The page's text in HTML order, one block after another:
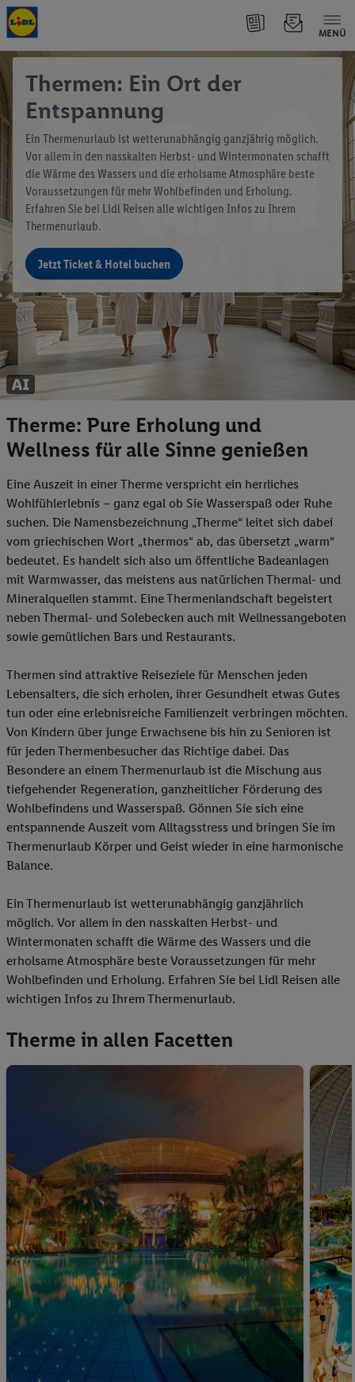
MENÜ
Thermen: Ein Ort der
Entspannung
Ein Thermenurlaub ist wetterunabhängig ganzjährig möglich.
Vor allem in den nasskalten Herbst- und Wintermonaten schafft
die Wärme des Wassers und die erholsame Atmosphäre beste
Voraussetzungen für mehr Wohlbefinden und Erholung.
Erfahren Sie bei Lidl Reisen alle wichtigen Infos zu Ihrem
Thermenurlaub.
Jetzt Ticket & Hotel buchen
Therme: Pure Erholung und
Wellness für alle Sinne genießen
Eine Auszeit in einer Therme verspricht ein herrliches
Wohlfühlerlebnis – ganz egal ob Sie Wasserspaß oder Ruhe
suchen. Die Namensbezeichnung „Therme“ leitet sich dabei
vom griechischen Wort „thermos“ ab, das übersetzt „warm“
bedeutet. Es handelt sich also um öffentliche Badeanlagen
mit Warmwasser, das meistens aus natürlichen Thermal- und
Mineralquellen stammt. Eine Thermenlandschaft begeistert
neben Thermal- und Solebecken auch mit Wellnessangeboten
sowie gemütlichen Bars und Restaurants.
Thermen sind attraktive Reiseziele für Menschen jeden
Lebensalters, die sich erholen, ihrer Gesundheit etwas Gutes
tun oder eine erlebnisreiche Familienzeit verbringen möchten.
Von Kindern über junge Erwachsene bis hin zu Senioren ist
für jeden Thermenbesucher das Richtige dabei. Das
Besondere an einem Thermenurlaub ist die Mischung aus
tiefgehender Regeneration, ganzheitlicher Förderung des
Wohlbefindens und Wasserspaß. Gönnen Sie sich eine
entspannende Auszeit vom Alltagsstress und bringen Sie im
Thermenurlaub Körper und Geist wieder in eine harmonische
Balance.
Ein Thermenurlaub ist wetterunabhängig ganzjährlich
möglich. Vor allem in den nasskalten Herbst- und
Wintermonaten schafft die Wärme des Wassers und die
erholsame Atmosphäre beste Voraussetzungen für mehr
Wohlbefinden und Erholung. Erfahren Sie bei Lidl Reisen alle
wichtigen Infos zu Ihrem Thermenurlaub.
Therme in allen Facetten